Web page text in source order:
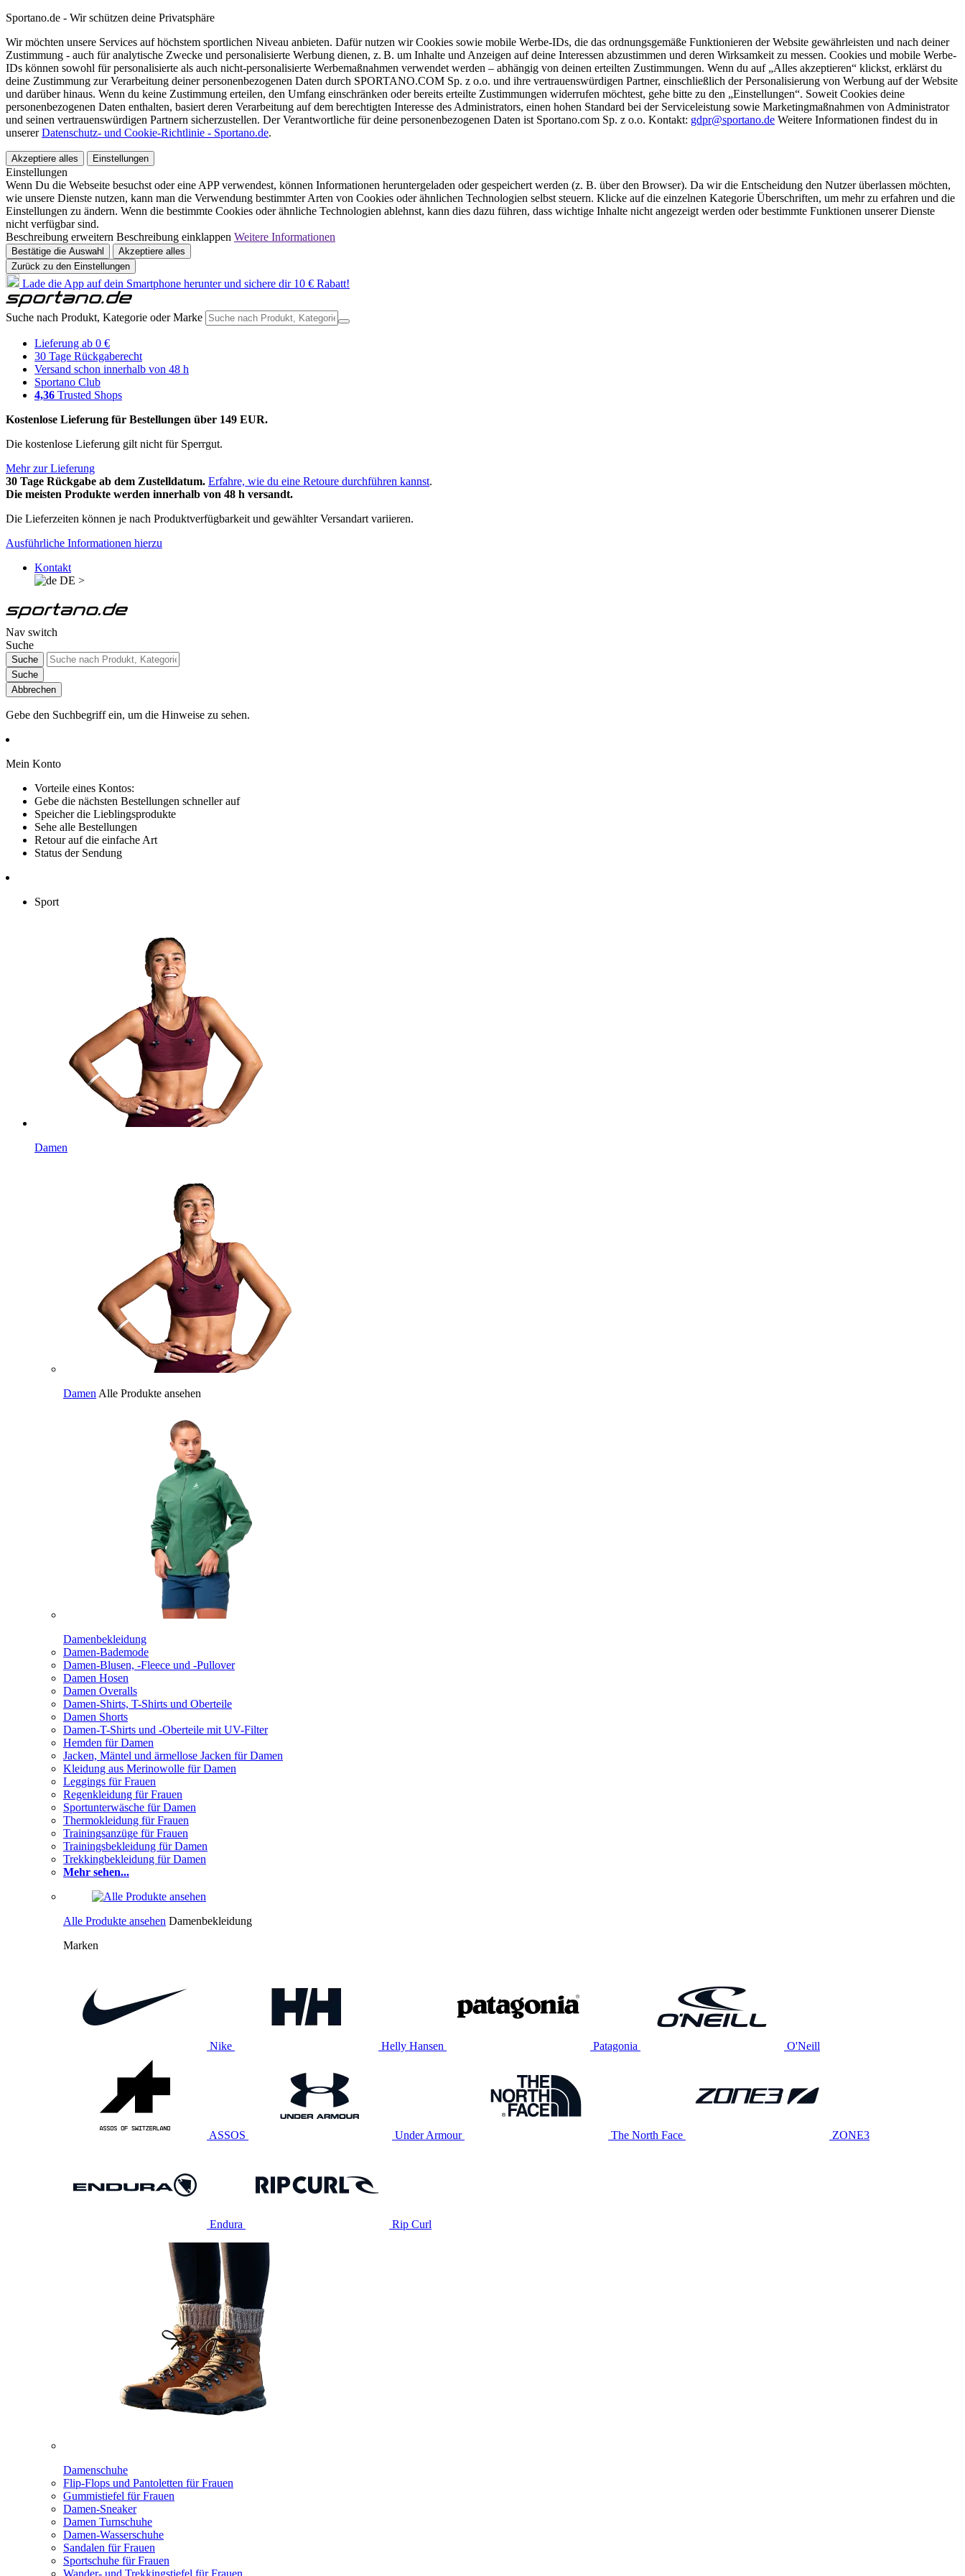
Sportano.de - Wir schützen deine Privatsphäre
Wir möchten unsere Services auf höchstem sportlichen Niveau anbieten. Dafür nutzen wir Cookies sowie mobile Werbe-IDs, die das ordnungsgemäße Funktionieren der Website gewährleisten und nach deiner
Zustimmung - auch für analytische Zwecke und personalisierte Werbung dienen, z. B. um Inhalte und Anzeigen auf deine Interessen abzustimmen und deren Wirksamkeit zu messen. Cookies und mobile Werbe-
IDs können sowohl für personalisierte als auch nicht-personalisierte Werbemaßnahmen verwendet werden – abhängig von deinen erteilten Zustimmungen. Wenn du auf „Alles akzeptieren“ klickst, erklärst du
deine Zustimmung zur Verarbeitung deiner personenbezogenen Daten durch SPORTANO.COM Sp. z o.o. und ihre vertrauenswürdigen Partner, einschließlich der Personalisierung von Werbung auf der Website
und darüber hinaus. Wenn du keine Zustimmung erteilen, den Umfang einschränken oder bereits erteilte Zustimmungen widerrufen möchtest, gehe bitte zu den „Einstellungen“. Soweit Cookies deine
personenbezogenen Daten enthalten, basiert deren Verarbeitung auf dem berechtigten Interesse des Administrators, einen hohen Standard bei der Serviceleistung sowie Marketingmaßnahmen von Administrator
und seinen vertrauenswürdigen Partnern sicherzustellen. Der Verantwortliche für deine personenbezogenen Daten ist Sportano.com Sp. z o.o. Kontakt: gdpr@sportano.de Weitere Informationen findest du in
unsererDatenschutz- und Cookie-Richtlinie - Sportano.de.
Akzeptiere alles Einstellungen
Einstellungen
Wenn Du die Webseite besuchst oder eine APP verwendest, können Informationen heruntergeladen oder gespeichert werden (z. B. über den Browser). Da wir die Entscheidung den Nutzer überlassen möchten,
wie unsere Dienste nutzen, kann man die Verwendung bestimmter Arten von Cookies oder ähnlichen Technologien selbst steuern. Klicke auf die einzelnen Kategorie Überschriften, um mehr zu erfahren und die
Einstellungen zu ändern. Wenn die bestimmte Cookies oder ähnliche Technologien ablehnst, kann dies dazu führen, dass wichtige Inhalte nicht angezeigt werden oder bestimmte Funktionen unserer Dienste
nicht verfügbar sind.
Beschreibung erweitern Beschreibung einklappen Weitere Informationen
Bestätige die Auswahl
Akzeptiere alles
Zurück zu den Einstellungen
Lade die App auf dein Smartphone herunter und sichere dir 10 € Rabatt!
Suche nach Produkt, Kategorie oder Marke
Lieferung ab 0 €
30 Tage Rückgaberecht
Versand schon innerhalb von 48 h
Sportano Club
4,36 Trusted Shops
Kostenlose Lieferung für Bestellungen über 149 EUR.
Die kostenlose Lieferung gilt nicht für Sperrgut.
Mehr zur Lieferung
30 Tage Rückgabe ab dem Zustelldatum. Erfahre, wie du eine Retoure durchführen kannst.
Die meisten Produkte werden innerhalb von 48 h versandt.
Die Lieferzeiten können je nach Produktverfügbarkeit und gewählter Versandart variieren.
Ausführliche Informationen hierzu
Kontakt
DE >
Nav switch
Suche
Suche
Suche
Abbrechen
Gebe den Suchbegriff ein, um die Hinweise zu sehen.
Mein Konto
Vorteile eines Kontos:
Gebe die nächsten Bestellungen schneller auf
Speicher die Lieblingsprodukte
Sehe alle Bestellungen
Retour auf die einfache Art
Status der Sendung
Sport
Damen
Damen Alle Produkte ansehen
Damenbekleidung
Damen-Bademode
Damen-Blusen, -Fleece und -Pullover
Damen Hosen
Damen Overalls
Damen-Shirts, T-Shirts und Oberteile
Damen Shorts
Damen-T-Shirts und -Oberteile mit UV-Filter
Hemden für Damen
Jacken, Mäntel und ärmellose Jacken für Damen
Kleidung aus Merinowolle für Damen
Leggings für Frauen
Regenkleidung für Frauen
Sportunterwäsche für Damen
Thermokleidung für Frauen
Trainingsanzüge für Frauen
Trainingsbekleidung für Damen
Trekkingbekleidung für Damen
Mehr sehen...
Alle Produkte ansehen Damenbekleidung
Marken
Nike Helly Hansen Patagonia O'Neill
ASSOS Under Armour The North Face ZONE3
Endura Rip Curl
Damenschuhe
Flip-Flops und Pantoletten für Frauen
Gummistiefel für Frauen
Damen-Sneaker
Damen Turnschuhe
Damen-Wasserschuhe
Sandalen für Frauen
Sportschuhe für Frauen
Wander- und Trekkingstiefel für Frauen